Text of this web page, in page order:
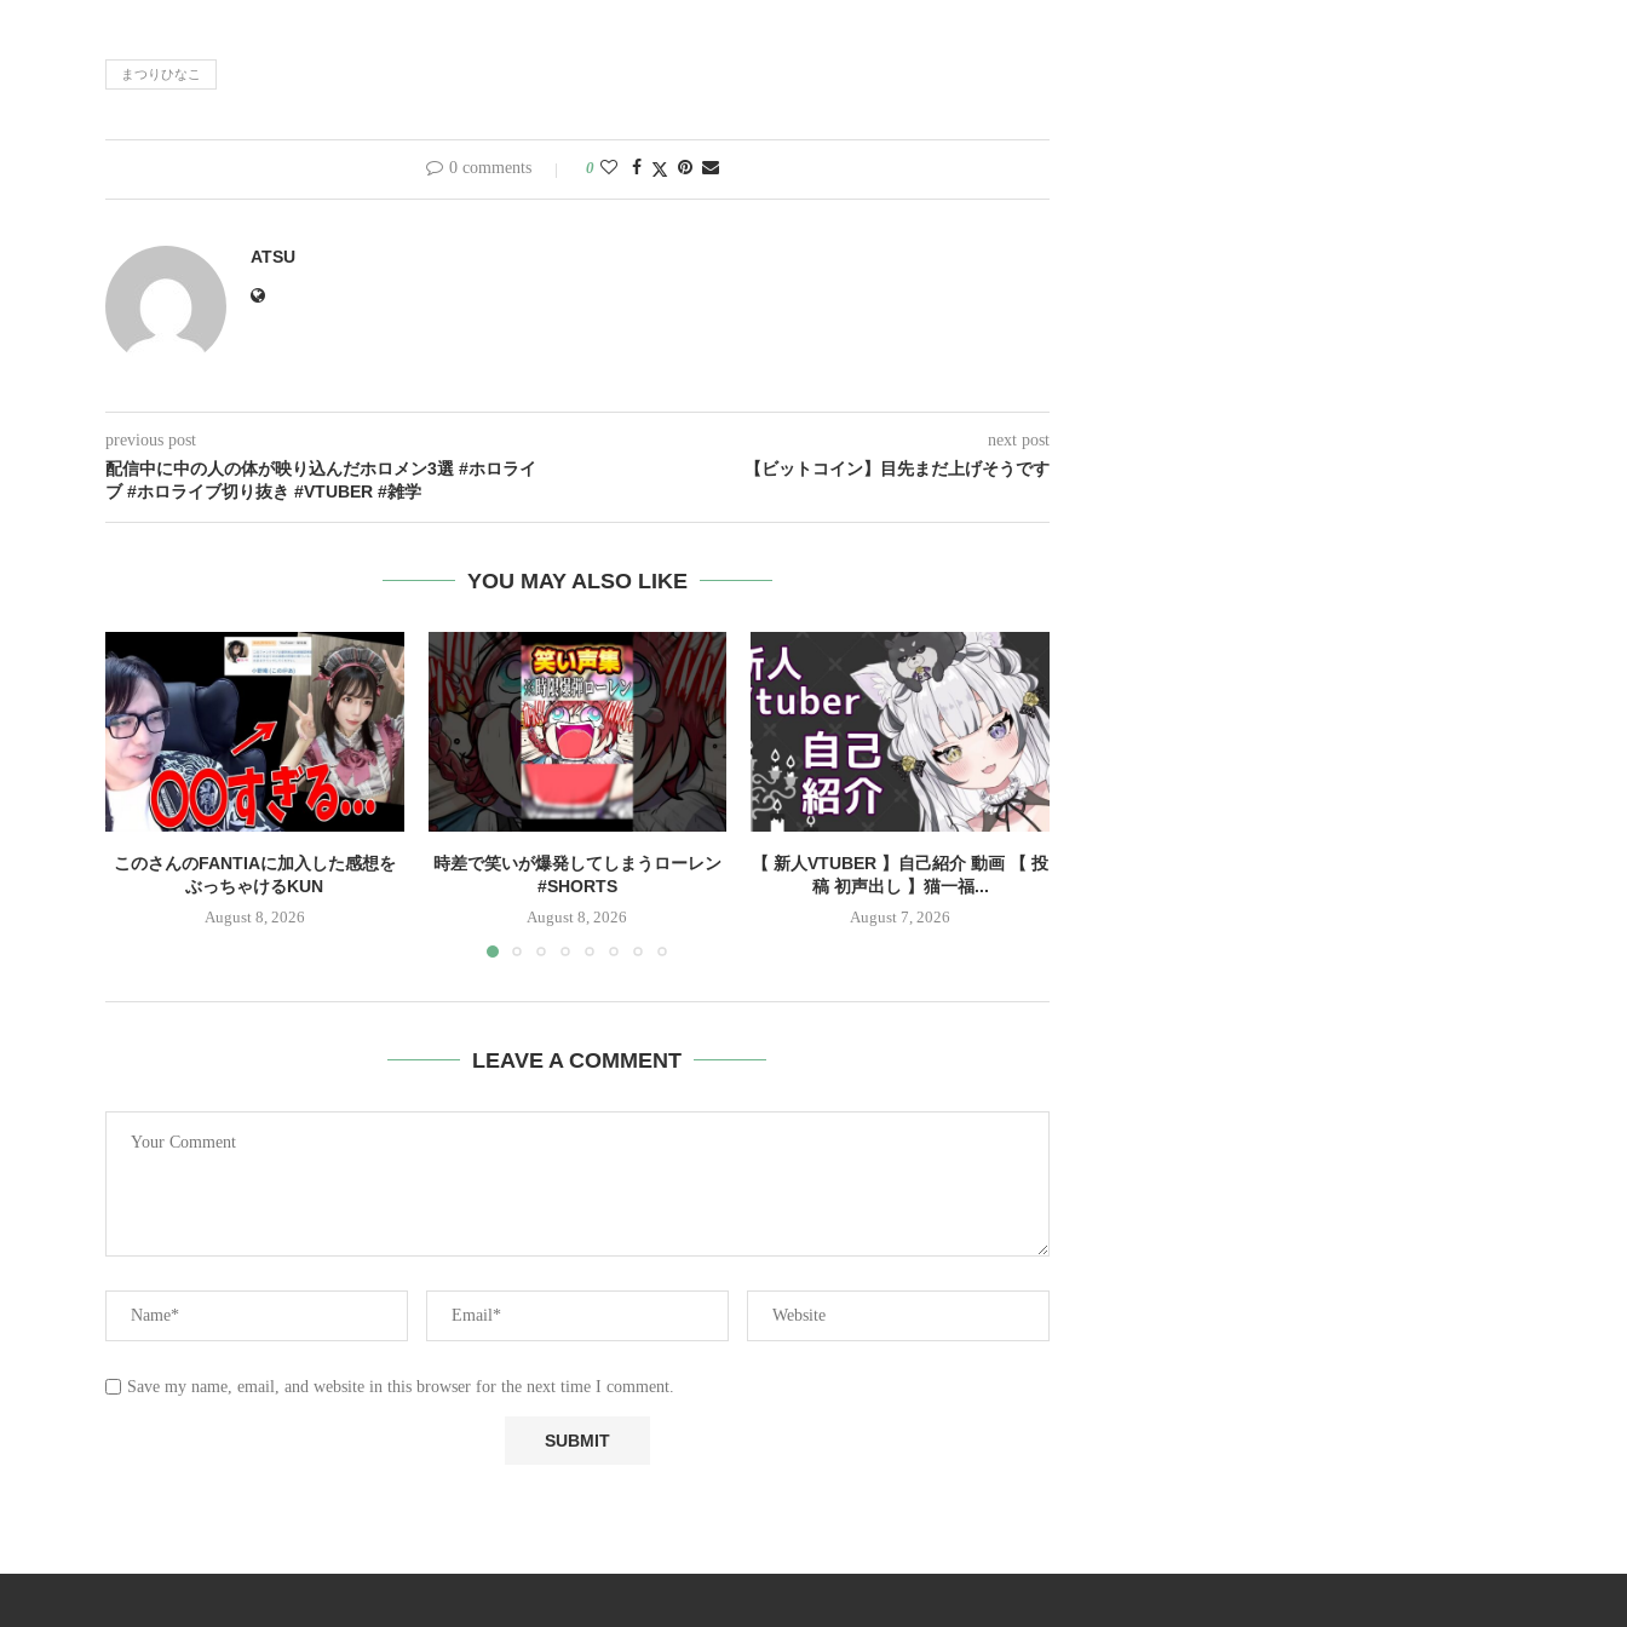
まつりひなこ
0 comments 0
ATSU
previous post
配信中に中の人の体が映り込んだホロメン3選 #ホロライ
ブ #ホロライブ切り抜き #VTUBER #雑学
next post
【ビットコイン】目先まだ上げそうです
YOU MAY ALSO LIKE
このさんのFANTIAに加入した感想を
ぶっちゃけるKUN
August 8, 2026
時差で笑いが爆発してしまうローレン
#SHORTS
August 8, 2026
【 新人VTUBER 】自己紹介 動画 【 投
稿 初声出し 】猫一福...
August 7, 2026
LEAVE A COMMENT
Save my name, email, and website in this browser for the next time I comment.